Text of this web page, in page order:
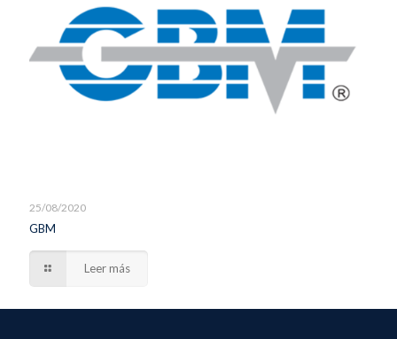
25/08/2020
GBM
Leer más